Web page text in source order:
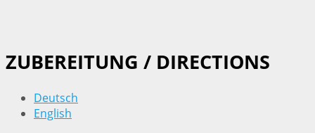
ZUBEREITUNG / DIRECTIONS
Deutsch
English